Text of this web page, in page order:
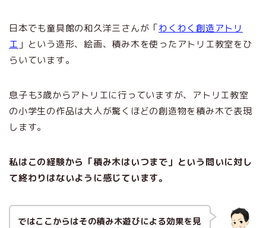
日本でも童具館の和久洋三さんが「わくわく創造アトリ
エ 」という造形、絵画、積み木を使ったアトリエ教室をひ
らいています。
息子も3歳からアトリエに行っていますが、アトリエ教室
の小学生の作品は大人が驚くほどの創造物を積み木で表現
します。
私はこの経験から「積み木はいつまで」という問いに対し
て終わりはないように感じています。
ではここからはその積み木遊びによる効果を見